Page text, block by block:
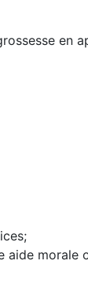
en
aide morale